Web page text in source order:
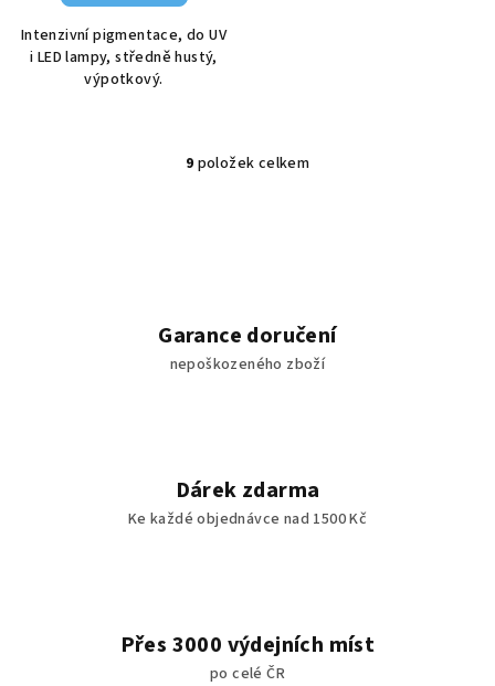
Intenzivní pigmentace, do UV
i LED lampy, středně hustý,
výpotkový.
O
c
í
p
v
ý
u
9 položek celkem
Garance doručení
nepoškozeného zboží
Dárek zdarma
Ke každé objednávce nad 1500 Kč
Přes 3000 výdejních míst
po celé ČR